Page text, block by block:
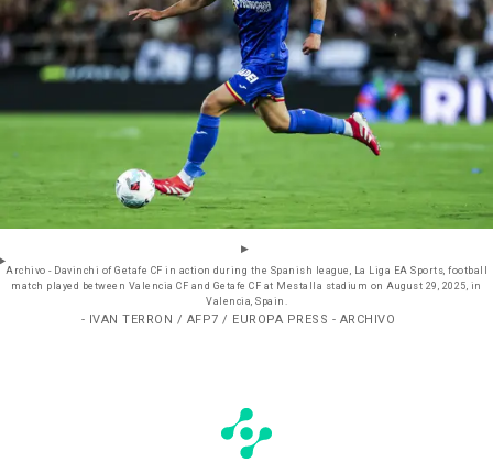
Archivo - Davinchi of Getafe CF in action during the Spanish league, La Liga EA Sports, football
match played between Valencia CF and Getafe CF at Mestalla stadium on August 29, 2025, in
Valencia, Spain.
- IVAN TERRON / AFP7 / EUROPA PRESS - ARCHIVO